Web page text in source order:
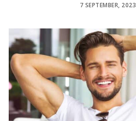
POSTED
7 SEPTEMBER, 2023